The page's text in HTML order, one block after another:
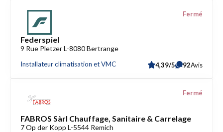
Federspiel
9 Rue Pletzer L-8080 Bertrange
Installateur climatisation et VMC
Fermé
4,39/5 92Avis
FABROS Sàrl Chauffage, Sanitaire & Carrelage
7 Op der Kopp L-5544 Remich
Fermé